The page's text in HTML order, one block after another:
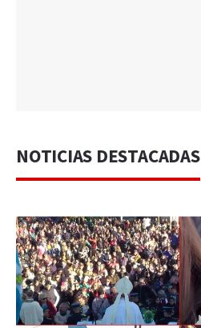
NOTICIAS DESTACADAS